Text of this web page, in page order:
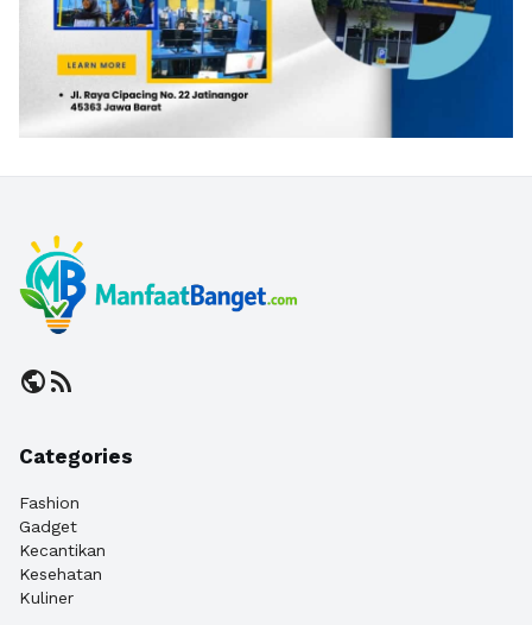
publicrss_feed
Categories
Fashion
Gadget
Kecantikan
Kesehatan
Kuliner